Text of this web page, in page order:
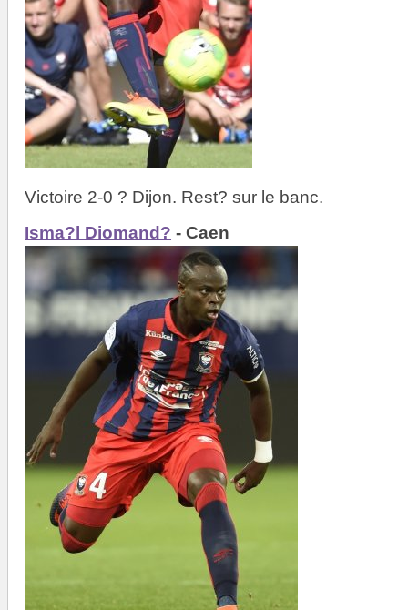
Victoire 2-0 ? Dijon. Rest? sur le banc.
Isma?l Diomand? - Caen